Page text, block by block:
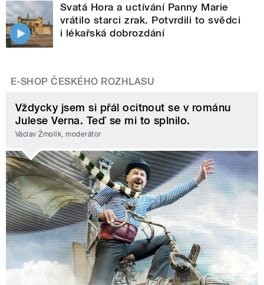
Svatá Hora a uctívání Panny Marie
vrátilo starci zrak. Potvrdili to svědci
i lékařská dobrozdání
E-SHOP ČESKÉHO ROZHLASU
Vždycky jsem si přál ocitnout se v románu
Julese Verna. Teď se mi to splnilo.
Václav Žmolík, moderátor